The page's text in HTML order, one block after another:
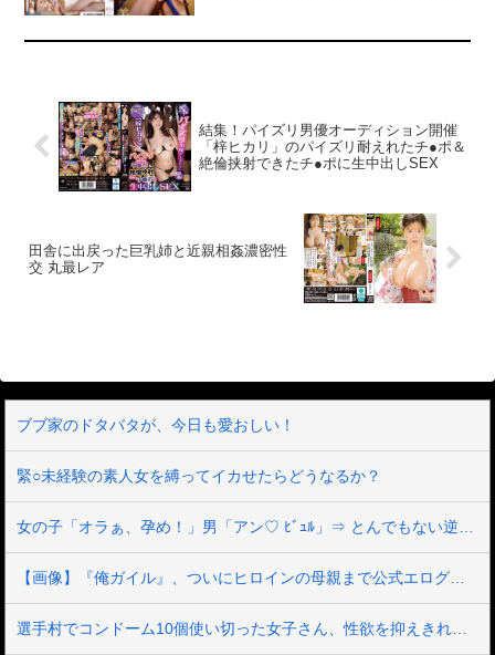
結集！パイズリ男優オーディション開催
「梓ヒカリ」のパイズリ耐えれたチ●ポ＆
絶倫挟射できたチ●ポに生中出しSEX
田舎に出戻った巨乳姉と近親相姦濃密性
交 丸最レア
ブブ家のドタバタが、今日も愛おしい！
緊○未経験の素人女を縛ってイカせたらどうなるか？